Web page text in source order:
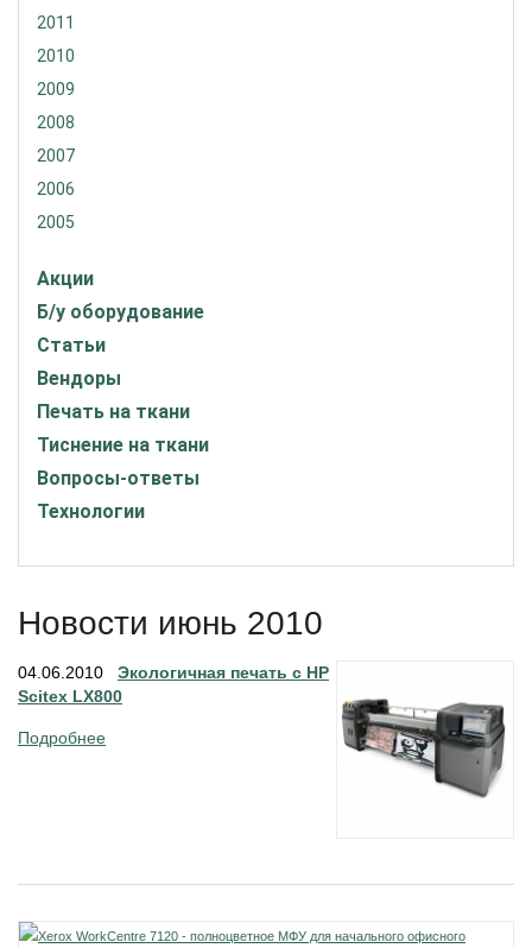
2011
2010
2009
2008
2007
2006
2005
Акции
Б/у оборудование
Статьи
Вендоры
Печать на ткани
Тиснение на ткани
Вопросы-ответы
Технологии
Новости июнь 2010
04.06.2010 Экологичная печать с HP
Scitex LX800
Подробнее